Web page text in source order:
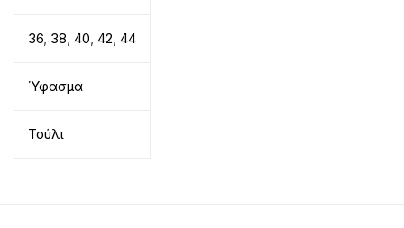
36 38 40 42 44
Ύφασμα
Τούλι